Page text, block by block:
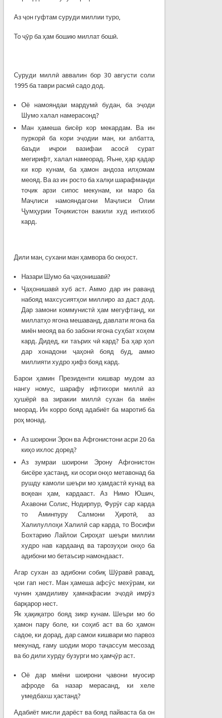
Аз ҷон гуфтам суруди миллии туро,
То ҷӯр ба ҳам бошию миллат бошӣ.
Суруди миллӣ аввалин бор 30 августи соли
1995 ба таври расмӣ садо дод.
Оё намояндаи мардумӣ будан, ба эҷоди
Шумо халал намерасонд?
Ман ҳамеша бисёр кор мекардам. Ва ин
пуркорӣ ба кори эҷодии ман, ки албатта,
баъди иҷрои вазифаи асосӣ сурат
мегирифт, халал намеорад. Яъне, ҳар қадар
ки кор кунам, ба ҳамон андоза илҳомам
меояд. Ва аз ин росто ба халқи шарафманди
тоҷик арзи сипос мекунам, ки маро ба
Маҷлиси намояндагони Маҷлиси Олии
Ҷумҳурии Тоҷикистон вакили худ интихоб
кард.
Дили ман, сухани ман ҳамвора бо онҳост.
Назари Шумо ба ҷаҳонишавӣ?
Ҷаҳонишавӣ хуб аст. Аммо дар ин раванд
набояд махсусиятҳои миллиро аз даст дод.
Дар замони коммунистӣ ҳам мегуфтанд, ки
миллатҳо ягона мешаванд, давлати ягона ба
миён меояд ва бо забони ягона суҳбат хоҳем
кард. Дидед, ки таърих чӣ кард? Ба ҳар ҳол
дар хонадони ҷаҳонӣ бояд буд, аммо
миллияти худро ҳифз бояд кард.
Барои ҳамин Президенти кишвар мудом аз
нангу номус, шарафу ифтихори миллӣ аз
ҳушёрӣ ва зиракии миллӣ сухан ба миён
меорад. Ин корро бояд адабиёт ба маротиб ба
роҳ монад.
Аз шоирони Эрон ва Афғонистони асри 20 ба
киҳо ихлос доред?
Аз зумраи шоирони Эрону Афғонистон
бисёре ҳастанд, ки осори онҳо метавонад ба
рушду камоли шеъри мо ҳамдастӣ кунад ва
воқеан ҳам, кардааст. Аз Нимо Юшич,
Ахавони Солис, Нодирпур, Фурӯғ сар карда
то Аминпуру Салмони Ҳиротӣ, аз
Халилуллоҳи Халилӣ сар карда, то Восифи
Бохтарию Лайлои Сироҳат шеъри миллии
худро нав кардаанд ва тарозуҳои онҳо ба
адибони мо бетаъсир намондааст.
Агар сухан аз адибони собиқ Шӯравӣ равад,
ҷои гап нест. Ман ҳамеша афсӯс мехӯрам, ки
чунин ҳамдиливу ҳамнафасии эҷодӣ имрӯз
барқарор нест.
Як ҳақиқатро бояд зикр кунам. Шеъри мо бо
ҳамон пару боле, ки соҳиб аст ва бо ҳамон
садое, ки дорад, дар самои кишвари мо парвоз
мекунад, ғаму шодии моро таҷассум месозад
ва бо дили хурду бузурги мо ҳамҷӯр аст.
Оё дар миёни шоирони ҷавони муосир
афроде ба назар мерасанд, ки хеле
умедбахш ҳастанд?
Адабиёт мисли дарёст ва бояд пайваста ба он